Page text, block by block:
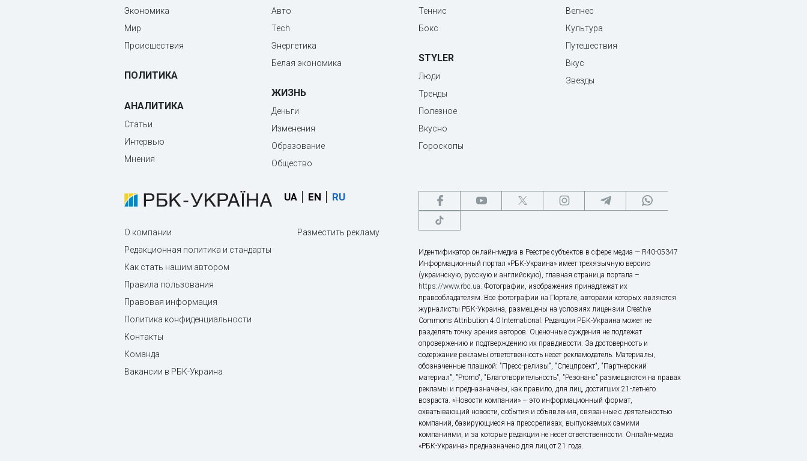
Экономика
Мир
Происшествия
ПОЛИТИКА
АНАЛИТИКА
Статьи
Интервью
Мнения
Авто
Tech
Энергетика
Белая экономика
ЖИЗНЬ
Деньги
Изменения
Образование
Общество
Теннис
Бокс
STYLER
Люди
Тренды
Полезное
Вкусно
Гороскопы
Велнес
Культура
Путешествия
Вкус
Звезды
UA EN RU
О компании
Редакционная политика и стандарты
Как стать нашим автором
Правила пользования
Правовая информация
Политика конфиденциальности
Контакты
Команда
Вакансии в РБК-Украина
Разместить рекламу
Идентификатор онлайн-медиа в Реестре субъектов в сфере медиа — R40-05347
Информационный портал «РБК-Украина» имеет трехязычную версию
(украинскую, русскую и английскую), главная страница портала –
https://www.rbc.ua. Фотографии, изображения принадлежат их
правообладателям. Все фотографии на Портале, авторами которых являются
журналисты РБК-Украина, размещены на условиях лицензии Creative
Commons Attribution 4.0 International. Редакция РБК-Украина может не
разделять точку зрения авторов. Оценочные суждения не подлежат
опровержению и подтверждению их правдивости. За достоверность и
содержание рекламы ответственность несет рекламодатель. Материалы,
обозначенные плашкой: "Пресс-релизы", "Спецпроект", "Партнерский
материал", "Promo", "Благотворительность", "Резонанс" размещаются на правах
рекламы и предназначены, как правило, для лиц, достигших 21-летнего
возраста. «Новости компании» – это информационный формат,
охватывающий новости, события и объявления, связанные с деятельностью
компаний, базирующиеся на прессрелизах, выпускаемых самими
компаниями, и за которые редакция не несет ответственности. Онлайн-медиа
«РБК-Украина» предназначено для лиц от 21 года.